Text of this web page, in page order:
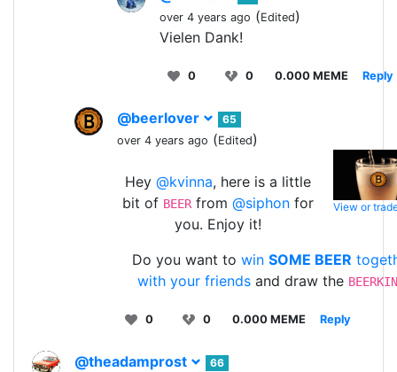
over 4 years ago (Edited)
Vielen Dank!
0 0 0.000 MEME Reply
@beerlover
65
over 4 years ago (Edited)
View or
Hey @kvinna, here is a little
bit of BEER from @siphon for
you. Enjoy it!
Do you want to win SOME BEER
with your friends and draw the
0 0 0.000 MEME Reply
@theadamprost
66